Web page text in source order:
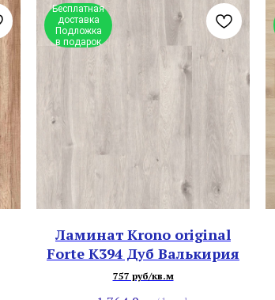
Бесплатная
доставка
Подложка
в подарок
Ламинат Krono original
Forte К394 Дуб Валькирия
757 руб/кв.м